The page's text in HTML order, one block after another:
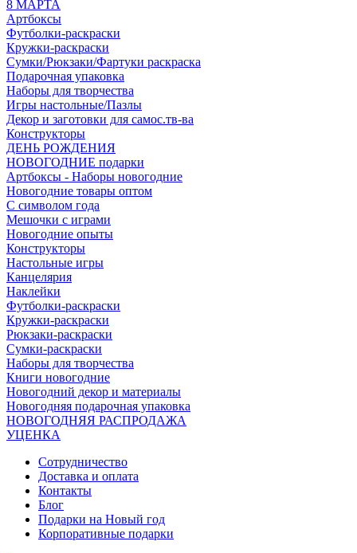
8 МАРТА
Артбоксы
Футболки-раскраски
Кружки-раскраски
Сумки/Рюкзаки/Фартуки раскраска
Подарочная упаковка
Наборы для творчества
Игры настольные/Пазлы
Декор и заготовки для самос.тв-ва
Конструкторы
ДЕНЬ РОЖДЕНИЯ
НОВОГОДНИЕ подарки
Артбоксы - Наборы новогодние
Новогодние товары оптом
С символом года
Мешочки с играми
Новогодние опыты
Конструкторы
Настольные игры
Канцелярия
Наклейки
Футболки-раскраски
Кружки-раскраски
Рюкзаки-раскраски
Сумки-раскраски
Наборы для творчества
Книги новогодние
Новогодний декор и материалы
Новогодняя подарочная упаковка
НОВОГОДНЯЯ РАСПРОДАЖА
УЦЕНКА
Сотрудничество
Доставка и оплата
Контакты
Блог
Подарки на Новый год
Корпоративные подарки